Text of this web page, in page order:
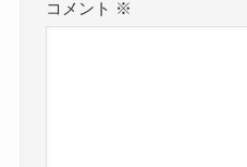
コメント ※